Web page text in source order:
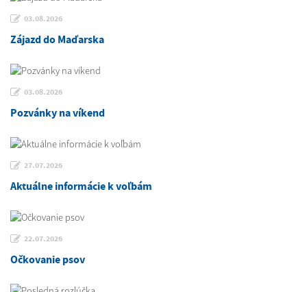
03.08.2026
Zájazd do Maďarska
03.08.2026
Pozvánky na víkend
27.07.2026
Aktuálne informácie k voľbám
22.07.2026
Očkovanie psov